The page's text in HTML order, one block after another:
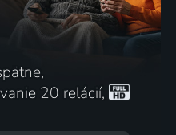
20 relácií,